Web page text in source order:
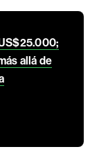
allá de